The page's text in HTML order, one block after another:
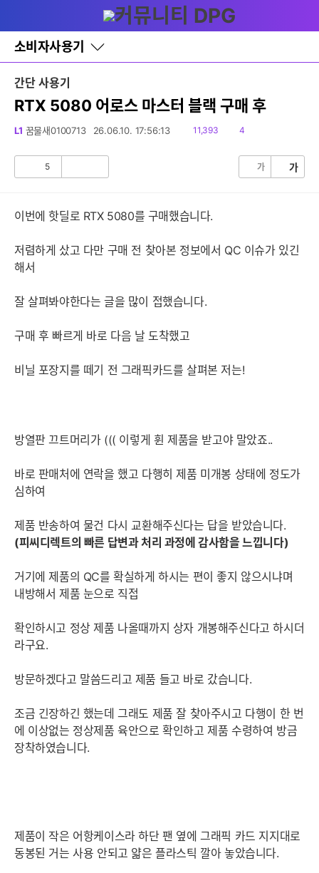
와
홈
소비자사용기
바
로
레
이
어
창
간단 사용기
RTX 5080 어로스 마스터 블랙 구매 후
L1 꿈물새0100713 26.06.10. 17:56:13
읽
11,393
댓
4
5 가 가
이번에 핫딜로 RTX 5080를 구매했습니다.
저렴하게 샀고 다만 구매 전 찾아본 정보에서 QC 이슈가 있긴
해서
잘 살펴봐야한다는 글을 많이 접했습니다.
구매 후 빠르게 바로 다음 날 도착했고
비닐 포장지를 떼기 전 그래픽카드를 살펴본 저는!
방열판 끄트머리가 ((( 이렇게 휜 제품을 받고야 말았죠..
바로 판매처에 연락을 했고 다행히 제품 미개봉 상태에 정도가
심하여
제품 반송하여 물건 다시 교환해주신다는 답을 받았습니다.
(피씨디렉트의 빠른 답변과 처리 과정에 감사함을 느낍니다)
거기에 제품의 QC를 확실하게 하시는 편이 좋지 않으시냐며
내방해서 제품 눈으로 직접
확인하시고 정상 제품 나올때까지 상자 개봉해주신다고 하시더
라구요.
방문하겠다고 말씀드리고 제품 들고 바로 갔습니다.
조금 긴장하긴 했는데 그래도 제품 잘 찾아주시고 다행이 한 번
에 이상없는 정상제품 육안으로 확인하고 제품 수령하여 방금
장착하였습니다.
제품이 작은 어항케이스라 하단 팬 옆에 그래픽 카드 지지대로
동봉된 거는 사용 안되고 얇은 플라스틱 깔아 놓았습니다.